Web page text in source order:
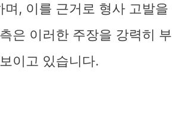
, 이를 근거로 형사 고발을
은 이러한 주장을 강력히 부
이고 있습니다.